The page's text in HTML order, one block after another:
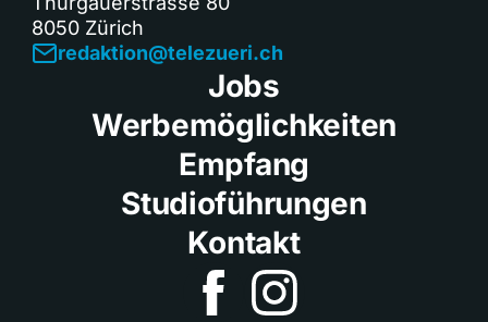
8050 Zürich
redaktion@telezueri.ch
Jobs
Werbemöglichkeiten
Empfang
Studioführungen
Kontakt